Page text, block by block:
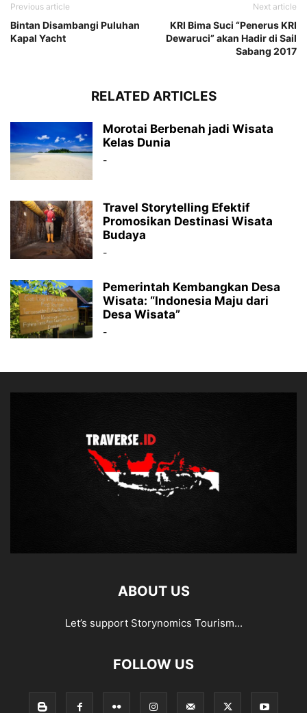
Previous article
Bintan Disambangi Puluhan
Kapal Yacht
Next article
KRI Bima Suci “Penerus KRI
Dewaruci” akan Hadir di Sail
Sabang 2017
RELATED ARTICLES
Morotai Berbenah jadi Wisata
Kelas Dunia
-
Travel Storytelling Efektif
Promosikan Destinasi Wisata
Budaya
-
Pemerintah Kembangkan Desa
Wisata: “Indonesia Maju dari
Desa Wisata”
-
ABOUT US
Let’s support Storynomics Tourism...
FOLLOW US